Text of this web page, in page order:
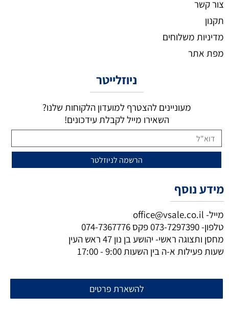
צור קשר
תקנון
מדיניות משלוחים
מפת אתר
ניוזלייטר
מעוניינים להצטרף למועדון הלקוחות שלנו?
השאירו מייל לקבלת עידכונים!
מידע נוסף
מייל- office@vsale.co.il
טלפון-073-7297390פקס 074-7367776
מחסן ותצוגה ראשי- יהושע בן נון 47 ראש העין
שעות פעילות א-ה בין השעות 9:00 - 17:00
להשארת פרטים